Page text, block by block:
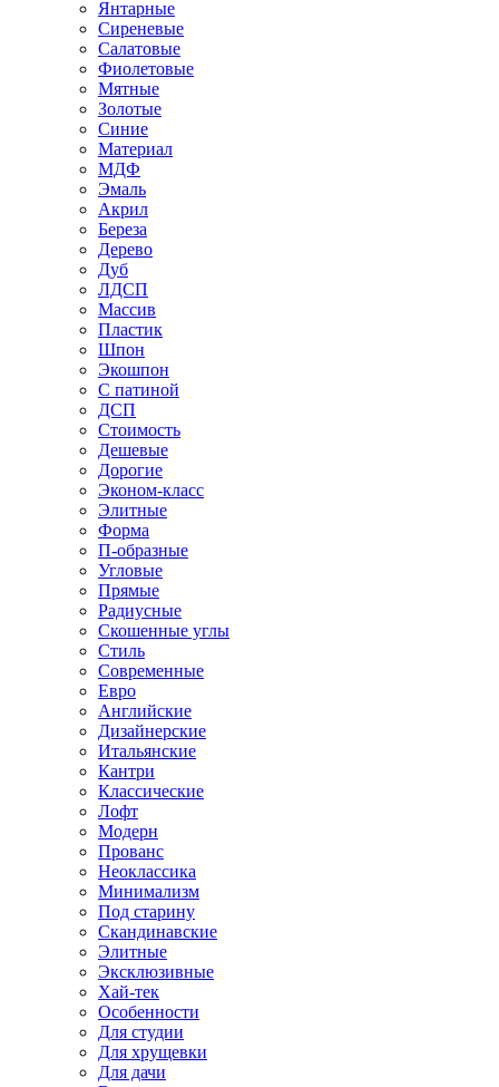
Янтарные
Сиреневые
Салатовые
Фиолетовые
Мятные
Золотые
Синие
Материал
МДФ
Эмаль
Акрил
Береза
Дерево
Дуб
ЛДСП
Массив
Пластик
Шпон
Экошпон
С патиной
ДСП
Стоимость
Дешевые
Дорогие
Эконом-класс
Элитные
Форма
П-образные
Угловые
Прямые
Радиусные
Скошенные углы
Стиль
Современные
Евро
Английские
Дизайнерские
Итальянские
Кантри
Классические
Лофт
Модерн
Прованс
Неоклассика
Минимализм
Под старину
Скандинавские
Элитные
Эксклюзивные
Хай-тек
Особенности
Для студии
Для хрущевки
Для дачи